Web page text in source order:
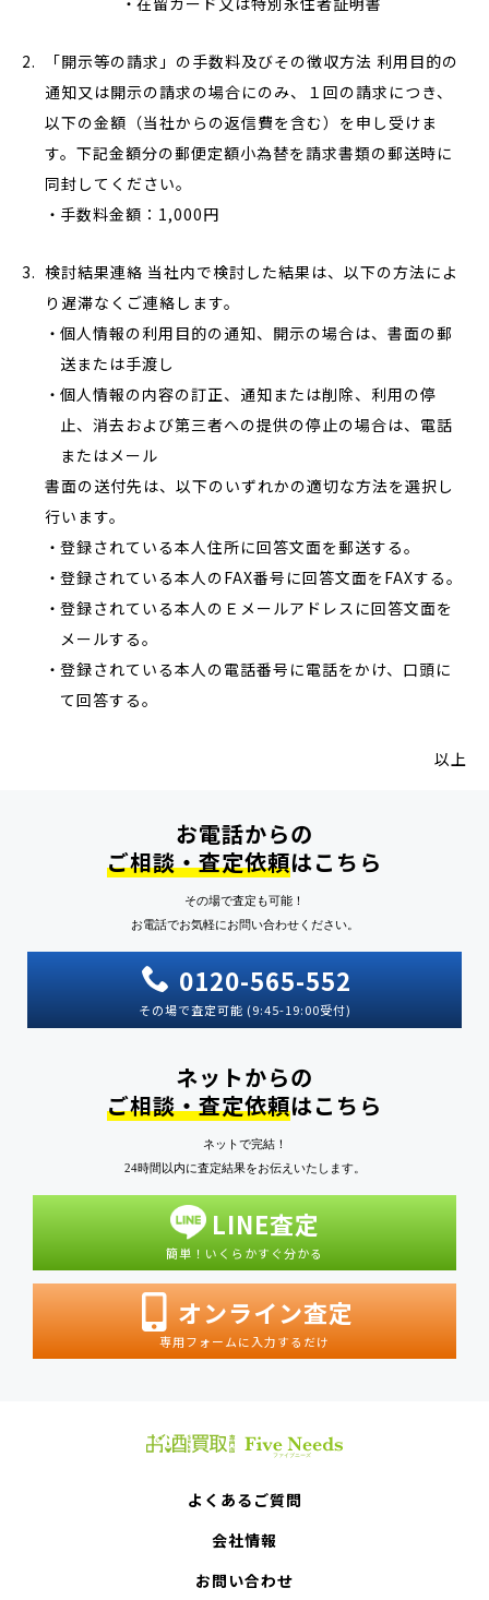
「開示等の請求」の手数料及びその徴収方法 利用目的の
通知又は開示の請求の場合にのみ、１回の請求につき、
以下の金額（当社からの返信費を含む）を申し受けま
す。下記金額分の郵便定額小為替を請求書類の郵送時に
同封してください。
手数料金額：1,000円
検討結果連絡 当社内で検討した結果は、以下の方法によ
り遅滞なくご連絡します。
個人情報の利用目的の通知、開示の場合は、書面の郵
送または手渡し
個人情報の内容の訂正、通知または削除、利用の停
止、消去および第三者への提供の停止の場合は、電話
またはメール
書面の送付先は、以下のいずれかの適切な方法を選択し
行います。
登録されている本人住所に回答文面を郵送する。
登録されている本人のFAX番号に回答文面をFAXする。
登録されている本人のＥメールアドレスに回答文面を
メールする。
登録されている本人の電話番号に電話をかけ、口頭に
て回答する。
以上
お電話からの
ご相談・査定依頼はこちら
その場で査定も可能！
お電話でお気軽にお問い合わせください。
0120-565-552
その場で査定可能 (9:45-19:00受付)
ネットからの
ご相談・査定依頼はこちら
ネットで完結！
24時間以内に査定結果をお伝えいたします。
LINE査定
簡単！いくらかすぐ分かる
オンライン査定
専用フォームに入力するだけ
よくあるご質問
会社情報
お問い合わせ